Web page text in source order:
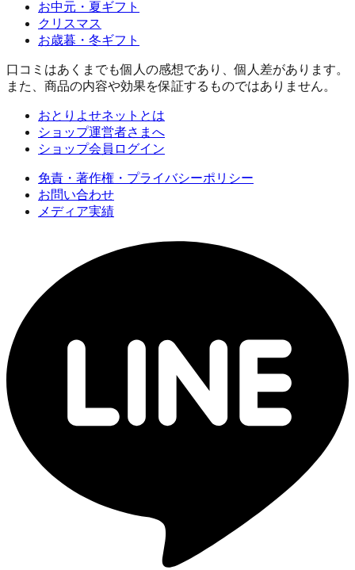
お中元・夏ギフト
クリスマス
お歳暮・冬ギフト
口コミはあくまでも個人の感想であり、個人差があります。
また、商品の内容や効果を保証するものではありません。
おとりよせネットとは
ショップ運営者さまへ
ショップ会員ログイン
免責・著作権・プライバシーポリシー
お問い合わせ
メディア実績